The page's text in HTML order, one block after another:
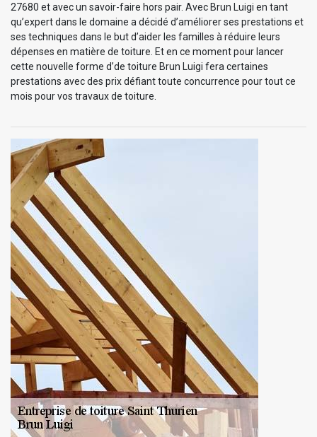
27680 et avec un savoir-faire hors pair. Avec Brun Luigi en tant
qu’expert dans le domaine a décidé d’améliorer ses prestations et
ses techniques dans le but d’aider les familles à réduire leurs
dépenses en matière de toiture. Et en ce moment pour lancer
cette nouvelle forme d’de toiture Brun Luigi fera certaines
prestations avec des prix défiant toute concurrence pour tout ce
mois pour vos travaux de toiture.